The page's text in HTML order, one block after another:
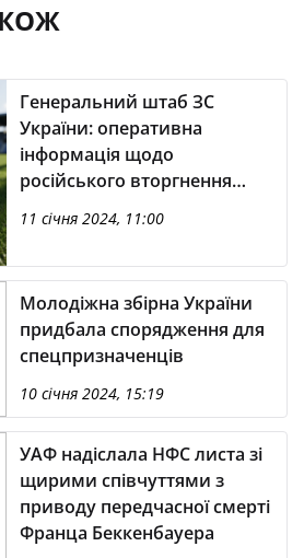
Генеральний штаб ЗС
України: оперативна
інформація щодо
російського вторгнення
(станом на 10:00 11.01.2024)
11 січня 2024, 11:00
Молодіжна збірна України
придбала спорядження для
спецпризначенців
10 січня 2024, 15:19
УАФ надіслала НФС листа зі
щирими співчуттями з
приводу передчасної смерті
Франца Беккенбауера